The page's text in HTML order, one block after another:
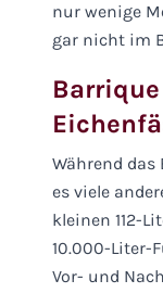
nur wenige
gar nicht im
Während das
es viele
kleinen 112-
10.000-Liter-
Vor- und